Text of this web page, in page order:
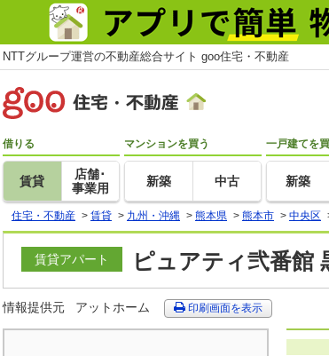
NTTグループ運営の不動産総合サイト goo住宅・不動産
借りる
賃貸
店舗･
事業用
マンションを買う
新築 中古
一戸建てを
新築
住宅・不動産 > 賃貸 > 九州・沖縄 > 熊本県 > 熊本市 > 中央区
賃貸アパート ピュアティ弐番館
情報提供元 アットホーム 印刷画面を表示